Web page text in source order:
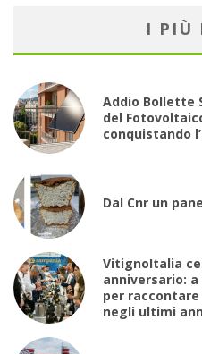
I PIÙ
Addio Bollette
del
conquistando
Dal Cnr un
VitignoItalia
anniversario: a
per
negli ultimi